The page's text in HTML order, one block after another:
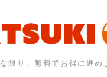
限り、無料でお得に進め